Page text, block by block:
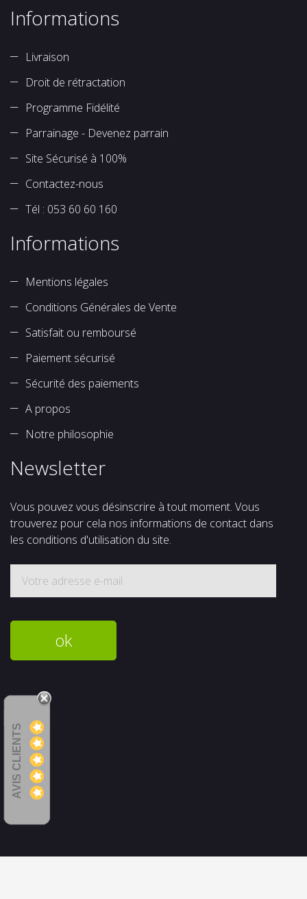
Informations
Livraison
Droit de rétractation
Programme Fidélité
Parrainage - Devenez parrain
Site Sécurisé à 100%
Contactez-nous
Tél : 053 60 60 160
Informations
Mentions légales
Conditions Générales de Vente
Satisfait ou remboursé
Paiement sécurisé
Sécurité des paiements
A propos
Notre philosophie
Newsletter
Vous pouvez vous désinscrire à tout moment. Vous
trouverez pour cela nos informations de contact dans
les conditions d'utilisation du site.
AVIS CLIENTS